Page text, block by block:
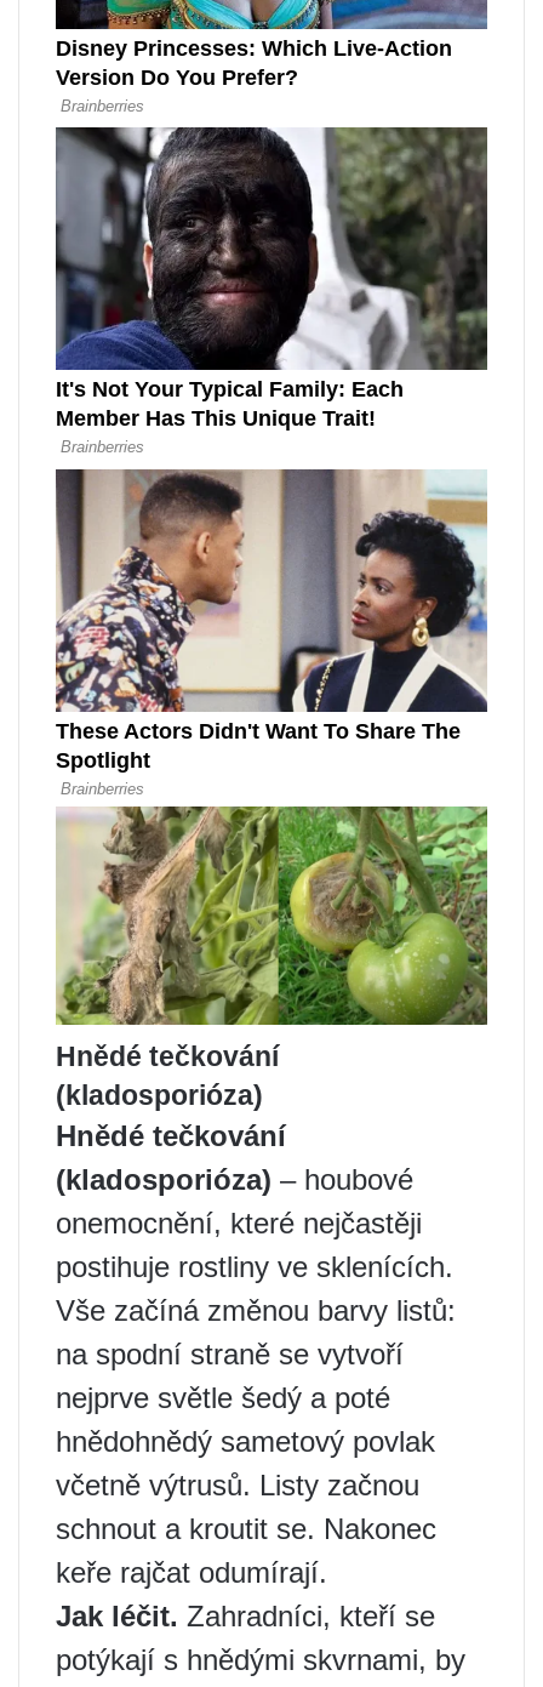
Hnědé tečkování
(kladosporióza)
Hnědé tečkování
(kladosporióza) – houbové
onemocnění, které nejčastěji
postihuje rostliny ve sklenících.
Vše začíná změnou barvy listů:
na spodní straně se vytvoří
nejprve světle šedý a poté
hnědohnědý sametový povlak
včetně výtrusů. Listy začnou
schnout a kroutit se. Nakonec
keře rajčat odumírají.
Jak léčit. Zahradníci, kteří se
potýkají s hnědými skvrnami, by